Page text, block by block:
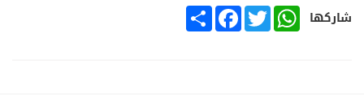
شاركها SHARE
FACEBOOKTWITTER
WHATSAPP